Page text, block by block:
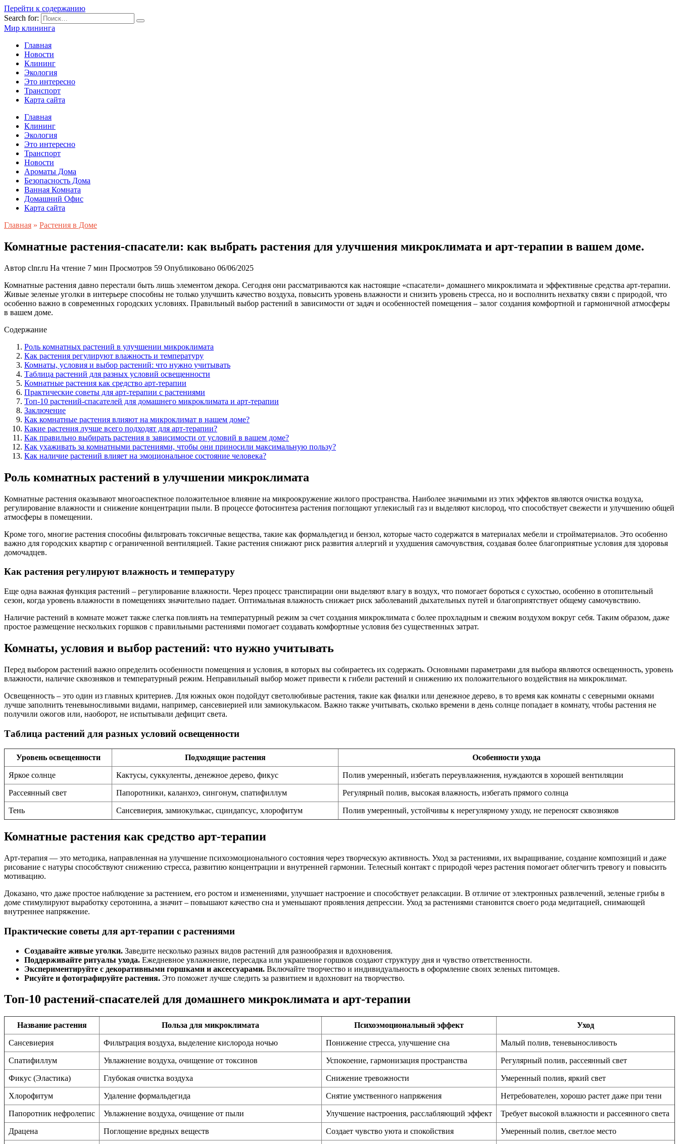
Перейти к содержанию
Search for:
Мир клининга
Главная
Новости
Клининг
Экология
Это интересно
Транспорт
Карта сайта
Главная
Клининг
Экология
Это интересно
Транспорт
Новости
Ароматы Дома
Безопасность Дома
Ванная Комната
Домашний Офис
Карта сайта
Главная » Растения в Доме
Комнатные растения-спасатели: как выбрать растения для улучшения микроклимата и арт-терапии в вашем доме.
Автор clnr.ru На чтение 7 мин Просмотров 59 Опубликовано 06/06/2025
Комнатные растения давно перестали быть лишь элементом декора. Сегодня они рассматриваются как настоящие «спасатели» домашнего микроклимата и эффективные средства арт-терапии.
Живые зеленые уголки в интерьере способны не только улучшить качество воздуха, повысить уровень влажности и снизить уровень стресса, но и восполнить нехватку связи с природой, что
особенно важно в современных городских условиях. Правильный выбор растений в зависимости от задач и особенностей помещения – залог создания комфортной и гармоничной атмосферы
в вашем доме.
Содержание
Роль комнатных растений в улучшении микроклимата
Как растения регулируют влажность и температуру
Комнаты, условия и выбор растений: что нужно учитывать
Таблица растений для разных условий освещенности
Комнатные растения как средство арт-терапии
Практические советы для арт-терапии с растениями
Топ-10 растений-спасателей для домашнего микроклимата и арт-терапии
Заключение
Как комнатные растения влияют на микроклимат в нашем доме?
Какие растения лучше всего подходят для арт-терапии?
Как правильно выбирать растения в зависимости от условий в вашем доме?
Как ухаживать за комнатными растениями, чтобы они приносили максимальную пользу?
Как наличие растений влияет на эмоциональное состояние человека?
Роль комнатных растений в улучшении микроклимата
Комнатные растения оказывают многоаспектное положительное влияние на микроокружение жилого пространства. Наиболее значимыми из этих эффектов являются очистка воздуха,
регулирование влажности и снижение концентрации пыли. В процессе фотосинтеза растения поглощают углекислый газ и выделяют кислород, что способствует свежести и улучшению общей
атмосферы в помещении.
Кроме того, многие растения способны фильтровать токсичные вещества, такие как формальдегид и бензол, которые часто содержатся в материалах мебели и стройматериалов. Это особенно
важно для городских квартир с ограниченной вентиляцией. Такие растения снижают риск развития аллергий и ухудшения самочувствия, создавая более благоприятные условия для здоровья
домочадцев.
Как растения регулируют влажность и температуру
Еще одна важная функция растений – регулирование влажности. Через процесс транспирации они выделяют влагу в воздух, что помогает бороться с сухостью, особенно в отопительный
сезон, когда уровень влажности в помещениях значительно падает. Оптимальная влажность снижает риск заболеваний дыхательных путей и благоприятствует общему самочувствию.
Наличие растений в комнате может также слегка повлиять на температурный режим за счет создания микроклимата с более прохладным и свежим воздухом вокруг себя. Таким образом, даже
простое размещение нескольких горшков с правильными растениями помогает создавать комфортные условия без существенных затрат.
Комнаты, условия и выбор растений: что нужно учитывать
Перед выбором растений важно определить особенности помещения и условия, в которых вы собираетесь их содержать. Основными параметрами для выбора являются освещенность, уровень
влажности, наличие сквозняков и температурный режим. Неправильный выбор может привести к гибели растений и снижению их положительного воздействия на микроклимат.
Освещенность – это один из главных критериев. Для южных окон подойдут светолюбивые растения, такие как фиалки или денежное дерево, в то время как комнаты с северными окнами
лучше заполнить теневыносливыми видами, например, сансевиерией или замиокулькасом. Важно также учитывать, сколько времени в день солнце попадает в комнату, чтобы растения не
получили ожогов или, наоборот, не испытывали дефицит света.
Таблица растений для разных условий освещенности
Уровень освещенности Подходящие растения Особенности ухода
Яркое солнце Кактусы, суккуленты, денежное дерево, фикус Полив умеренный, избегать переувлажнения, нуждаются в хорошей вентиляции
Рассеянный свет Папоротники, каланхоэ, сингонум, спатифиллум Регулярный полив, высокая влажность, избегать прямого солнца
Тень Сансевиерия, замиокулькас, сциндапсус, хлорофитум Полив умеренный, устойчивы к нерегулярному уходу, не переносят сквозняков
Комнатные растения как средство арт-терапии
Арт-терапия — это методика, направленная на улучшение психоэмоционального состояния через творческую активность. Уход за растениями, их выращивание, создание композиций и даже
рисование с натуры способствуют снижению стресса, развитию концентрации и внутренней гармонии. Телесный контакт с природой через растения помогает облегчить тревогу и повысить
мотивацию.
Доказано, что даже простое наблюдение за растением, его ростом и изменениями, улучшает настроение и способствует релаксации. В отличие от электронных развлечений, зеленые грибы в
доме стимулируют выработку серотонина, а значит – повышают качество сна и уменьшают проявления депрессии. Уход за растениями становится своего рода медитацией, снимающей
внутреннее напряжение.
Практические советы для арт-терапии с растениями
Создавайте живые уголки. Заведите несколько разных видов растений для разнообразия и вдохновения.
Поддерживайте ритуалы ухода. Ежедневное увлажнение, пересадка или украшение горшков создают структуру дня и чувство ответственности.
Экспериментируйте с декоративными горшками и аксессуарами. Включайте творчество и индивидуальность в оформление своих зеленых питомцев.
Рисуйте и фотографируйте растения. Это поможет лучше следить за развитием и вдохновит на творчество.
Топ-10 растений-спасателей для домашнего микроклимата и арт-терапии
Название растения Польза для микроклимата Психоэмоциональный эффект Уход
Сансевиерия Фильтрация воздуха, выделение кислорода ночью Понижение стресса, улучшение сна Малый полив, теневыносливость
Спатифиллум Увлажнение воздуха, очищение от токсинов Успокоение, гармонизация пространства Регулярный полив, рассеянный свет
Фикус (Эластика) Глубокая очистка воздуха Снижение тревожности Умеренный полив, яркий свет
Хлорофитум Удаление формальдегида Снятие умственного напряжения Нетребователен, хорошо растет даже при тени
Папоротник нефролепис Увлажнение воздуха, очищение от пыли Улучшение настроения, расслабляющий эффект Требует высокой влажности и рассеянного света
Драцена Поглощение вредных веществ Создает чувство уюта и спокойствия Умеренный полив, светлое место